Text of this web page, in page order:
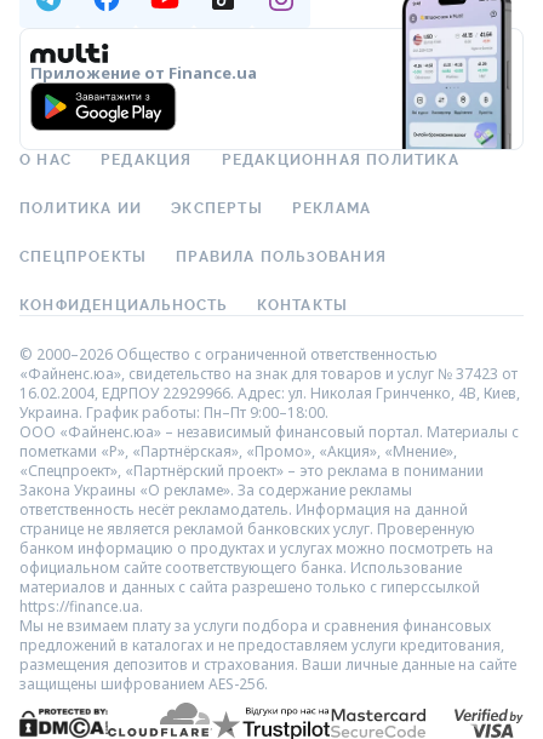
Приложение от Finance.ua
О НАС РЕДАКЦИЯ РЕДАКЦИОННАЯ ПОЛИТИКА
ПОЛИТИКА ИИ ЭКСПЕРТЫ РЕКЛАМА
СПЕЦПРОЕКТЫ ПРАВИЛА ПОЛЬЗОВАНИЯ
КОНФИДЕНЦИАЛЬНОСТЬ КОНТАКТЫ
© 2000–2026 Общество с ограниченной ответственностью
«Файненс.юа», свидетельство на знак для товаров и услуг № 37423 от
16.02.2004, ЕДРПОУ 22929966. Адрес: ул. Николая Гринченко, 4В, Киев,
Украина. График работы: Пн–Пт 9:00–18:00.
ООО «Файненс.юа» – независимый финансовый портал. Материалы с
пометками «Р», «Партнёрская», «Промо», «Акция», «Мнение»,
«Спецпроект», «Партнёрский проект» – это реклама в понимании
Закона Украины «О рекламе». За содержание рекламы
ответственность несёт рекламодатель. Информация на данной
странице не является рекламой банковских услуг. Проверенную
банком информацию о продуктах и услугах можно посмотреть на
официальном сайте соответствующего банка. Использование
материалов и данных с сайта разрешено только с гиперссылкой
https://finance.ua.
Мы не взимаем плату за услуги подбора и сравнения финансовых
предложений в каталогах и не предоставляем услуги кредитования,
размещения депозитов и страхования. Ваши личные данные на сайте
защищены шифрованием AES-256.